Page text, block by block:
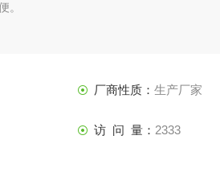
。
厂商性质： 生产厂家
访 问 量： 2333